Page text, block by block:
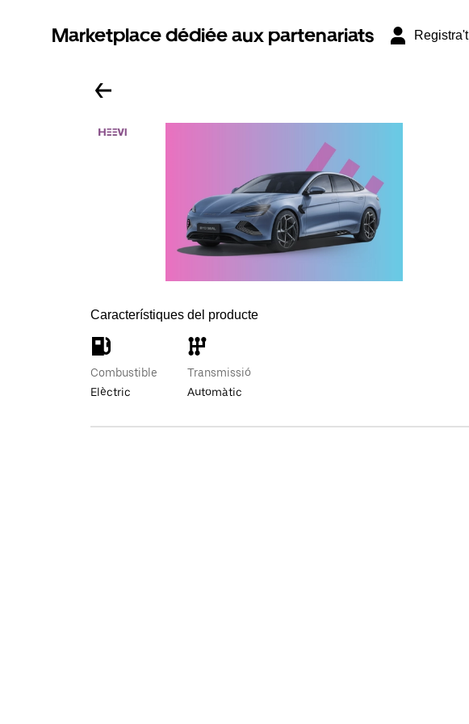
Marketplace dédiée aux partenariats Registra't
Característiques del producte
Combustible
Elèctric
Transmissió
Automàtic